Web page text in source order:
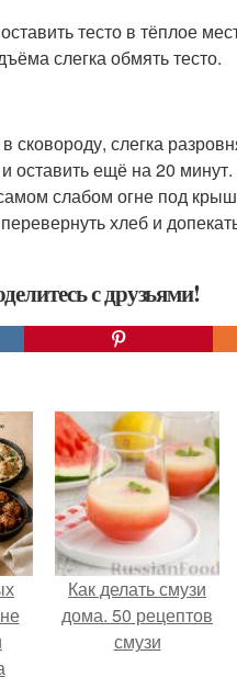
тесто в тёплое
слегка обмять тесто.
сковороду, слегка
оставить ещё на 20 минут.
слабом огне под
хлеб и
с друзьями!
Как делать смузи
дома. 50 рецептов
смузи